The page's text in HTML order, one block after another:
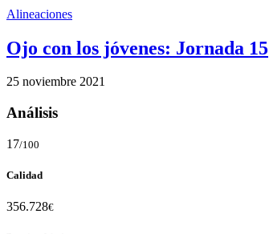
Alineaciones
Ojo con los jóvenes: Jornada 15
25 noviembre 2021
Análisis
17/100
Calidad
356.728€